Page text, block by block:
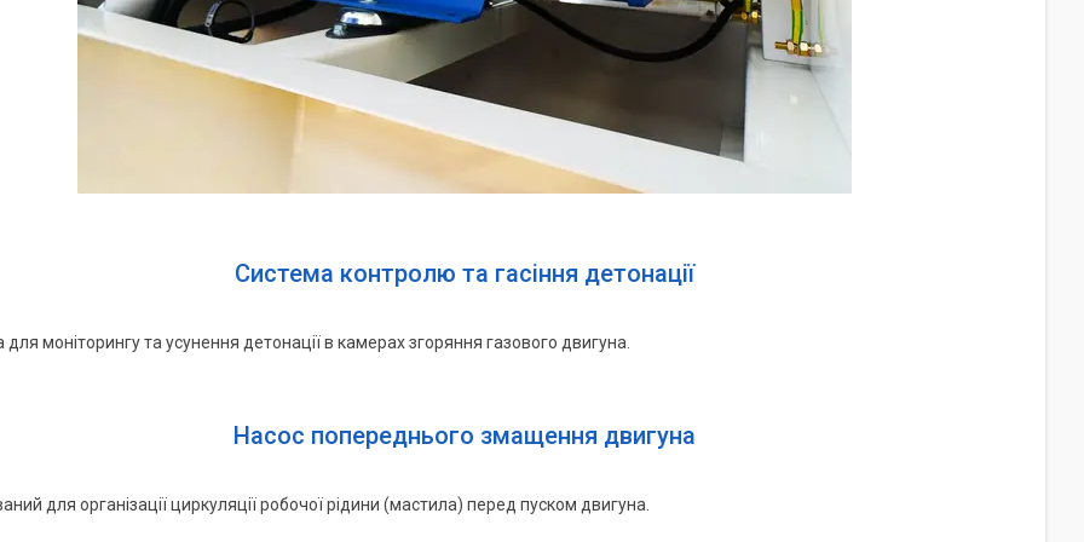
Система контролю та гасіння детонації
моніторингу та усунення детонації в камерах згоряння газового двигуна.
Насос попереднього змащення двигуна
для організації циркуляції робочої рідини (мастила) перед пуском двигуна.